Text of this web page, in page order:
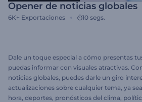
Opener de noticias globales
6K+ Exportaciones 10 segs.
Dale un toque especial a cómo presentas
puedas informar con visuales atractivas.
noticias globales, puedes darle un giro
actualizaciones sobre cualquier tema, ya
hora, deportes, pronósticos del clima,